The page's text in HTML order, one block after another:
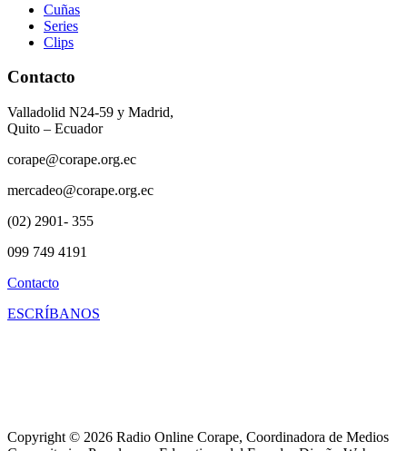
Cuñas
Series
Clips
Contacto
Valladolid N24-59 y Madrid,
Quito – Ecuador
corape@corape.org.ec
mercadeo@corape.org.ec
(02) 2901- 355
099 749 4191
Contacto
ESCRÍBANOS
Copyright © 2026 Radio Online Corape, Coordinadora de Medios